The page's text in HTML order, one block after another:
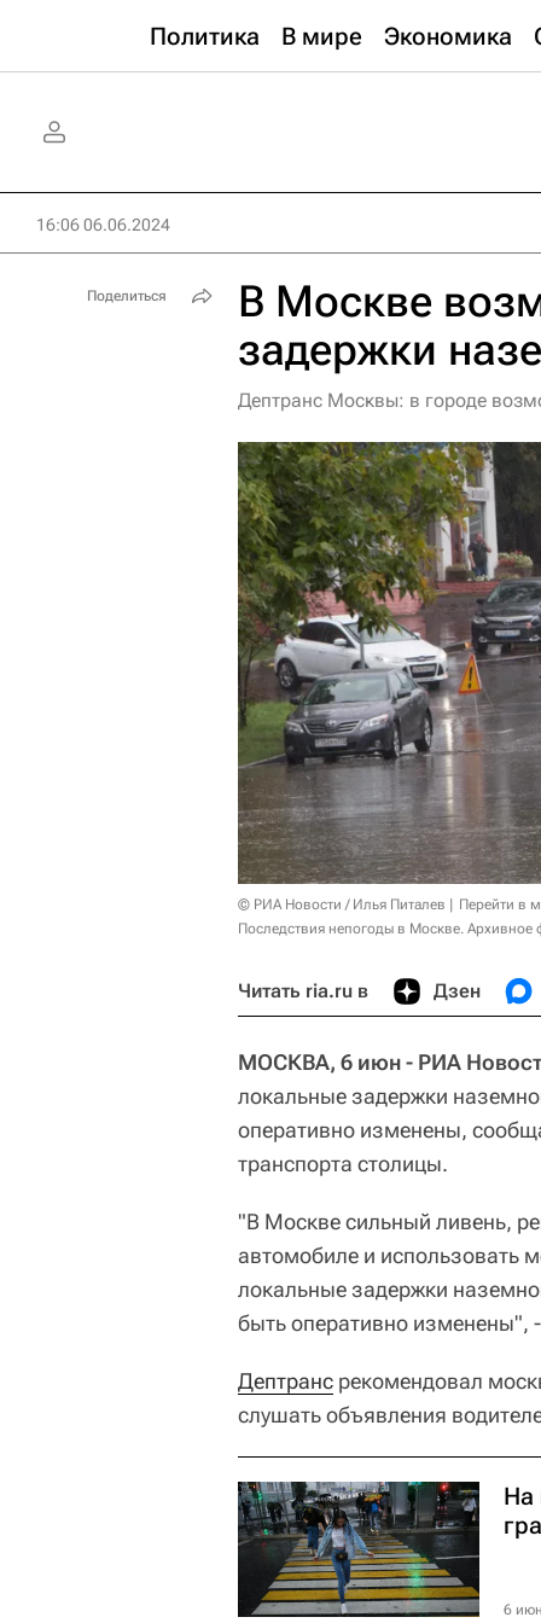
Политика В мире Экономика
16:06 06.06.2024
В Москве
задержки
Дептранс Москвы: в городе
© РИА Новости / Илья Питалев
Перейти в
Последствия непогоды в Москве. Архивное
Читать ria.ru в Дзен
МОСКВА, 6 июн - РИА
локальные задержки
оперативно изменены,
транспорта столицы.
"В Москве сильный ливень,
автомобиле и использовать
локальные задержки
быть оперативно изменены",
Дептранс рекомендовал
слушать объявления
На
6
Поделиться